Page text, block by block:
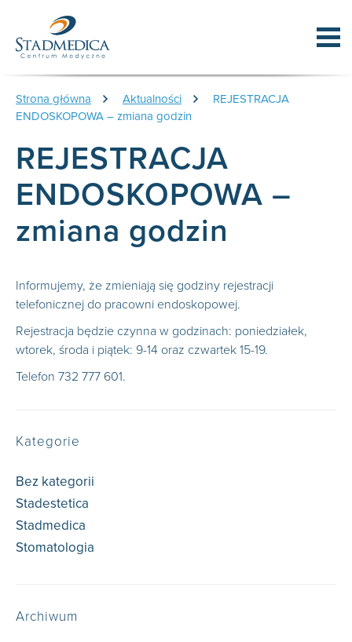
Strona główna Aktualności
REJESTRACJA
ENDOSKOPOWA – zmiana godzin
REJESTRACJA
ENDOSKOPOWA –
zmiana godzin
Informujemy, że zmieniają się godziny rejestracji
telefonicznej do pracowni endoskopowej.
Rejestracja będzie czynna w godzinach: poniedziałek,
wtorek, środa i piątek: 9-14 oraz czwartek 15-19.
Telefon 732 777 601.
Kategorie
Bez kategorii
Stadestetica
Stadmedica
Stomatologia
Archiwum